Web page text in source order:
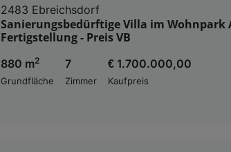
2483 Ebreichsdorf
Sanierungsbedürftige Villa im
Fertigstellung - Preis VB
880 m2
Grundfläche
7
Zimmer
€ 1.700.000,00
Kaufpreis